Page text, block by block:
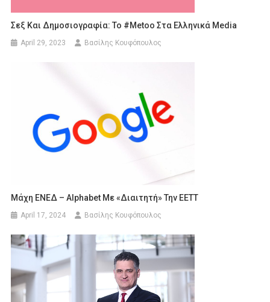
Σεξ Και Δημοσιογραφία: To #metoo Στα Ελληνικά Media
April 29, 2023 Βασίλης Κουφόπουλος
Μάχη ΕΝΕΔ – Alphabet Με «διαιτητή» Την ΕΕΤΤ
April 17, 2024 Βασίλης Κουφόπουλος